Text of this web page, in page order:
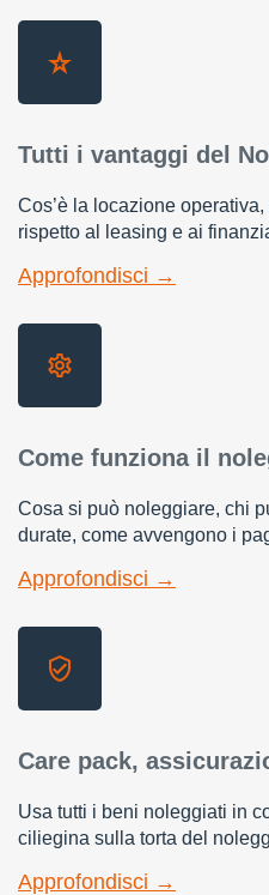
Tutti i vantaggi del
Cos’è la locazione
rispetto al leasing e ai
Approfondisci →
Come funziona il
Cosa si può noleggiare, chi
durate, come avvengono i
Approfondisci →
Care pack,
Usa tutti i beni noleggiati in
ciliegina sulla torta del
Approfondisci →